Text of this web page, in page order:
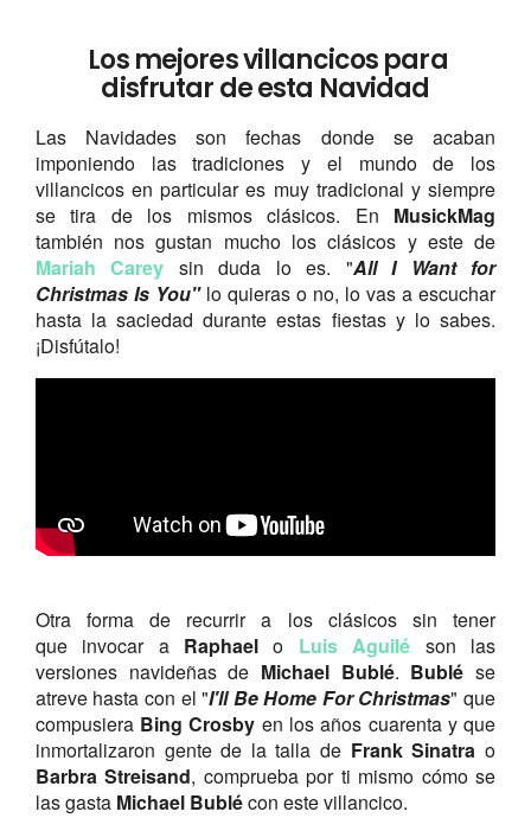
Los mejores villancicos para
disfrutar de esta Navidad
Las Navidades son fechas donde se acaban
imponiendo las tradiciones y el mundo de los
villancicos en particular es muy tradicional y siempre
se tira de los mismos clásicos. En MusickMag
también nos gustan mucho los clásicos y este de
Mariah Carey sin duda lo es. "All I Want for
Christmas Is You"lo quieras o no, lo vas a escuchar
hasta la saciedad durante estas fiestas y lo sabes.
¡Disfútalo!
Otra forma de recurrir a los clásicos sin tener
que invocar a Raphael o Luis Aguilé son las
versiones navideñas de Michael Bublé. Bublé se
atreve hasta con el "I'll Be Home For Christmas" que
compusiera Bing Crosby en los años cuarenta y que
inmortalizaron gente de la talla de Frank Sinatra o
Barbra Streisand, comprueba por ti mismo cómo se
las gasta Michael Bublécon este villancico.